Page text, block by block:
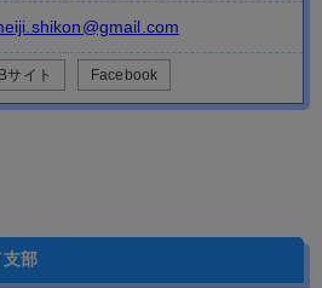
ある方々の親睦会です。毎年8回